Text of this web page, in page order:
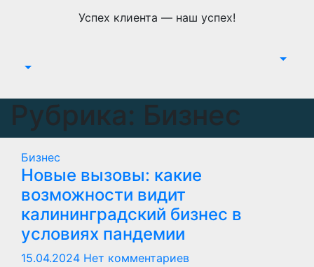
Успех клиента — наш успех!
Рубрика: Бизнес
Бизнес
Новые вызовы: какие
возможности видит
калининградский бизнес в
условиях пандемии
15.04.2024 Нет комментариев